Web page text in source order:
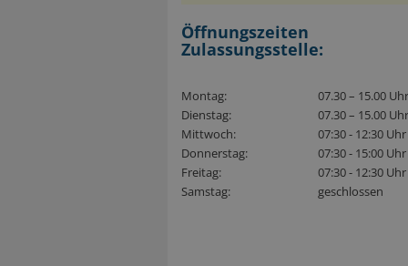
Öffnungszeiten
Zulassungsstelle:
Montag:
07.30 – 15.00 Uhr
Dienstag:
07.30 – 15.00 Uhr
Mittwoch:
07:30 - 12:30 Uhr
Donnerstag:
07:30 - 15:00 Uhr
Freitag:
07:30 - 12:30 Uhr
Samstag:
geschlossen